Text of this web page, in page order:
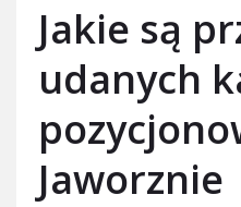
Jakie są
udanych
Jaworznie